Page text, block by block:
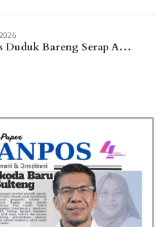
Duduk Bareng Serap A…